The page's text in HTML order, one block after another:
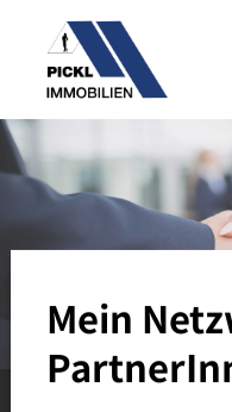
content
Mein